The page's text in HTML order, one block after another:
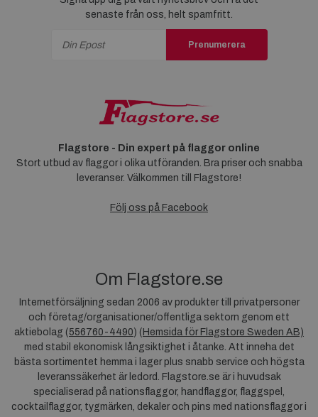
senaste från oss, helt spamfritt.
Prenumerera
Flagstore - Din expert på flaggor online
Stort utbud av flaggor i olika utföranden. Bra priser och snabba
leveranser. Välkommen till Flagstore!
Följ oss på Facebook
Om Flagstore.se
Internetförsäljning sedan 2006 av produkter till privatpersoner
och företag/organisationer/offentliga sektorn genom ett
aktiebolag (556760-4490) ( Hemsida för Flagstore Sweden AB)
med stabil ekonomisk långsiktighet i åtanke. Att inneha det
bästa sortimentet hemma i lager plus snabb service och högsta
leveranssäkerhet är ledord. Flagstore.se är i huvudsak
specialiserad på nationsflaggor, handflaggor, flaggspel,
cocktailflaggor, tygmärken, dekaler och pins med nationsflaggor i